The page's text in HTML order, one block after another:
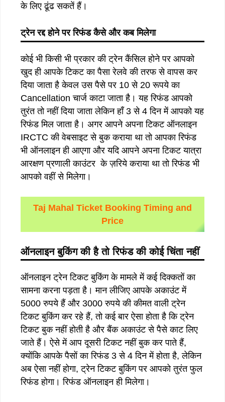
के लिए ढूंढ सकतें हैं।
ट्रेन रद्द होने पर रिफंड कैसे और कब मिलेगा
कोई भी किसी भी प्रकार की ट्रेन कैंसिल होने पर आपको
खुद ही आपके टिकट का पैसा रेलवे की तरफ से वापस कर
दिया जाता है केवल उस पैसे पर 10 से 20 रूपये का
Cancellation चार्ज काटा जाता है। यह रिफंड आपको
तुरंत तो नहीं दिया जाता लेकिन हाँ 3 से 4 दिन में आपको यह
रिफंड मिल जाता है। अगर आपने अपना टिकट ऑनलाइन
IRCTC की वेबसाइट से बुक कराया था तो आपका रिफंड
भी ऑनलाइन ही आएगा और यदि आपने अपना टिकट यात्रा
आरक्षण प्रणाली काउंटर के ज़रिये कराया था तो रिफंड भी
आपको वहीं से मिलेगा।
Taj Mahal Ticket Booking Timing and
Price
ऑनलाइन बुकिंग की है तो रिफंड की कोई चिंता नहीं
ऑनलाइन ट्रेन टिकट बुकिंग के मामले में कई दिक्कतों का
सामना करना पड़ता है। मान लीजिए आपके अकाउंट में
5000 रुपये हैं और 3000 रुपये की कीमत वाली ट्रेन
टिकट बुकिंग कर रहे हैं, तो कई बार ऐसा होता है कि ट्रेन
टिकट बुक नहीं होती है और बैंक अकाउंट से पैसे काट लिए
जाते हैं। ऐसे में आप दूसरी टिकट नहीं बुक कर पाते हैं,
क्योंकि आपके पैसों का रिफंड 3 से 4 दिन में होता है, लेकिन
अब ऐसा नहीं होगा, ट्रेन टिकट बुकिंग पर आपको तुरंत फुल
रिफंड होगा। रिफंड ऑनलाइन ही मिलेगा।